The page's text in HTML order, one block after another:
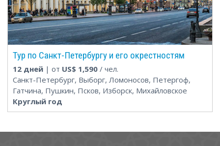
Тур по Санкт-Петербургу и его окрестностям
12 дней | от US$ 1,590 / чел.
Санкт-Петербург, Выборг, Ломоносов, Петергоф,
Гатчина, Пушкин, Псков, Изборск, Михайловское
Круглый год